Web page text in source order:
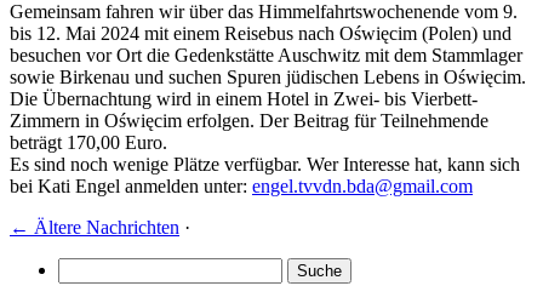
Gemeinsam fahren wir über das Himmelfahrtswochenende vom 9.
bis 12. Mai 2024 mit einem Reisebus nach Oświęcim (Polen) und
besuchen vor Ort die Gedenkstätte Auschwitz mit dem Stammlager
sowie Birkenau und suchen Spuren jüdischen Lebens in Oświęcim.
Die Übernachtung wird in einem Hotel in Zwei- bis Vierbett-
Zimmern in Oświęcim erfolgen. Der Beitrag für Teilnehmende
beträgt 170,00 Euro.
Es sind noch wenige Plätze verfügbar. Wer Interesse hat, kann sich
bei Kati Engel anmelden unter: engel.tvvdn.bda@gmail.com
← Ältere Nachrichten ·